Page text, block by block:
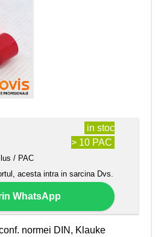
in stoc
> 10 PAC
/ PAC
acesta intra in sarcina Dvs.
WhatsApp
normei DIN, Klauke